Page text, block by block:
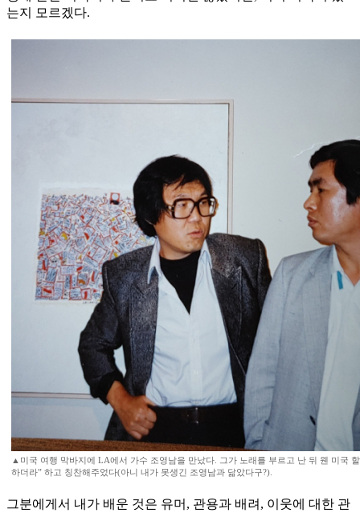
는지 모르겠다.
▲미국 여행 막바지에 LA에서 가수 조영남을 만났다. 그가 노래를 부르고 난 뒤 웬 미국
하더라” 하고 칭찬해주었다(아니 내가 못생긴 조영남과 닮았다구?).
그분에게서 내가 배운 것은 유머, 관용과 배려, 이웃에 대한 관